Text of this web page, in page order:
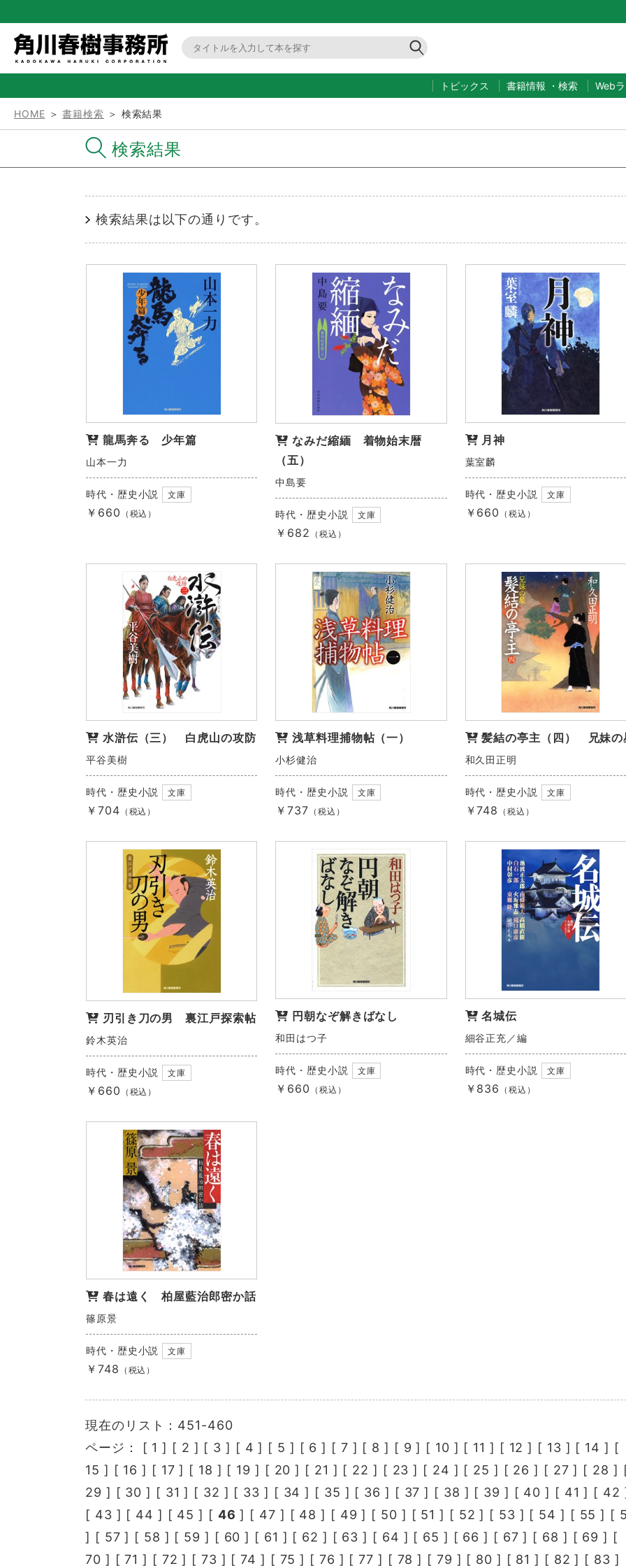
トピックス 書籍情報 ・ 検索 Web
HOME ＞書籍検索 ＞ 検索結果
検索結果
検索結果は以下の通りです。
龍馬奔る 少年篇
山本一力
時代・歴史小説 文庫
￥660 （税込）
なみだ縮緬 着物始末暦
（五）
中島要
時代・歴史小説 文庫
￥682 （税込）
月神
葉室麟
時代・歴史小説 文庫
￥660 （税込）
水滸伝（三） 白虎山の攻防
平谷美樹
時代・歴史小説 文庫
￥704 （税込）
浅草料理捕物帖（一）
小杉健治
時代・歴史小説 文庫
￥737 （税込）
髪結の亭主（四） 兄妹の
和久田正明
時代・歴史小説 文庫
￥748 （税込）
刃引き刀の男 裏江戸探索帖
鈴木英治
時代・歴史小説 文庫
￥660 （税込）
円朝なぞ解きばなし
和田はつ子
時代・歴史小説 文庫
￥660 （税込）
名城伝
細谷正充／編
時代・歴史小説 文庫
￥836 （税込）
春は遠く 柏屋藍治郎密か話
篠原景
時代・歴史小説 文庫
￥748 （税込）
現在のリスト：451-460
ページ： [ 1 ] [ 2 ] [ 3 ] [ 4 ] [ 5 ] [ 6 ] [ 7 ] [ 8 ] [ 9 ] [ 10 ] [ 11 ] [ 12 ] [ 13 ] [ 14 ] [
15 ] [ 16 ] [ 17 ] [ 18 ] [ 19 ] [ 20 ] [ 21 ] [ 22 ] [ 23 ] [ 24 ] [ 25 ] [ 26 ] [ 27 ] [ 28 ]
29 ] [ 30 ] [ 31 ] [ 32 ] [ 33 ] [ 34 ] [ 35 ] [ 36 ] [ 37 ] [ 38 ] [ 39 ] [ 40 ] [ 41 ] [ 42
[ 43 ] [ 44 ] [ 45 ] [ 46 ] [ 47 ] [ 48 ] [ 49 ] [ 50 ] [ 51 ] [ 52 ] [ 53 ] [ 54 ] [ 55 ] [
] [ 57 ] [ 58 ] [ 59 ] [ 60 ] [ 61 ] [ 62 ] [ 63 ] [ 64 ] [ 65 ] [ 66 ] [ 67 ] [ 68 ] [ 69 ] [
70 ] [71 ] [ 72 ] [ 73 ] [74 ] [ 75 ] [ 76 ] [77 ] [ 78 ] [ 79 ] [ 80 ] [ 81 ] [ 82 ] [ 83 ]